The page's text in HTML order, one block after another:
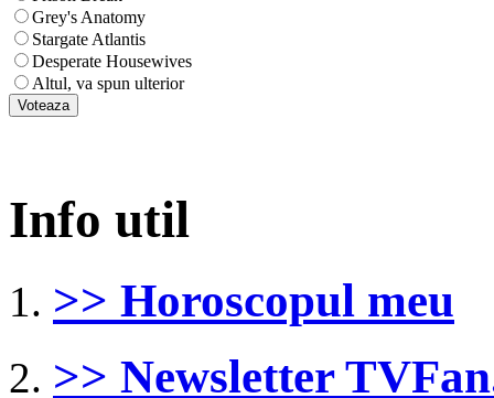
Grey's Anatomy
Stargate Atlantis
Desperate Housewives
Altul, va spun ulterior
Info util
>> Horoscopul meu
>> Newsletter